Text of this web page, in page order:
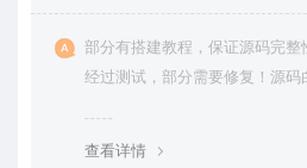
部分有搭建教程，保证源码完
经过测试，部分需要修复！源
查看详情